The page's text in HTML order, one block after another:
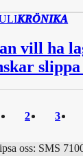
KRÖNIKA
vill ha
2 3
oss: SMS